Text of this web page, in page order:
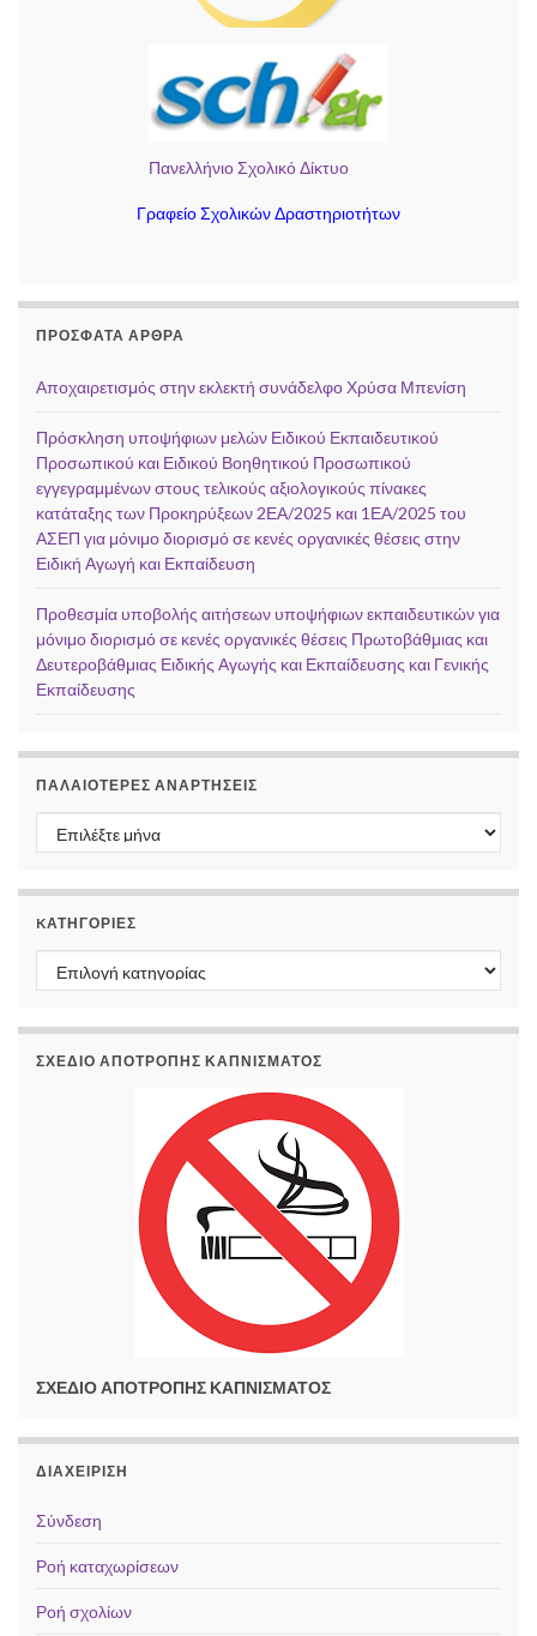
Πανελλήνιο Σχολικό Δίκτυο
Γραφείο Σχολικών Δραστηριοτήτων
ΠΡΌΣΦΑΤΑ ΆΡΘΡΑ
Αποχαιρετισμός στην εκλεκτή συνάδελφο Χρύσα Μπενίση
Πρόσκληση υποψήφιων μελών Ειδικού Εκπαιδευτικού
Προσωπικού και Ειδικού Βοηθητικού Προσωπικού
εγγεγραμμένων στους τελικούς αξιολογικούς πίνακες
κατάταξης των Προκηρύξεων 2ΕΑ/2025 και 1ΕΑ/2025 του
ΑΣΕΠ για μόνιμο διορισμό σε κενές οργανικές θέσεις στην
Ειδική Αγωγή και Εκπαίδευση
Προθεσμία υποβολής αιτήσεων υποψήφιων εκπαιδευτικών για
μόνιμο διορισμό σε κενές οργανικές θέσεις Πρωτοβάθμιας και
Δευτεροβάθμιας Ειδικής Αγωγής και Εκπαίδευσης και Γενικής
Εκπαίδευσης
ΠΑΛΑΙΌΤΕΡΕΣ ΑΝΑΡΤΉΣΕΙΣ
Παλαιότερες αναρτήσεις
KΑΤΗΓΟΡΊΕΣ
Kατηγορίες
ΣΧΕΔΙΟ ΑΠΟΤΡΟΠΗΣ ΚΑΠΝΙΣΜΑΤΟΣ
ΣΧΕΔΙΟ ΑΠΟΤΡΟΠΗΣ ΚΑΠΝΙΣΜΑΤΟΣ
ΔΙΑΧΕΊΡΙΣΗ
Σύνδεση
Ροή καταχωρίσεων
Ροή σχολίων